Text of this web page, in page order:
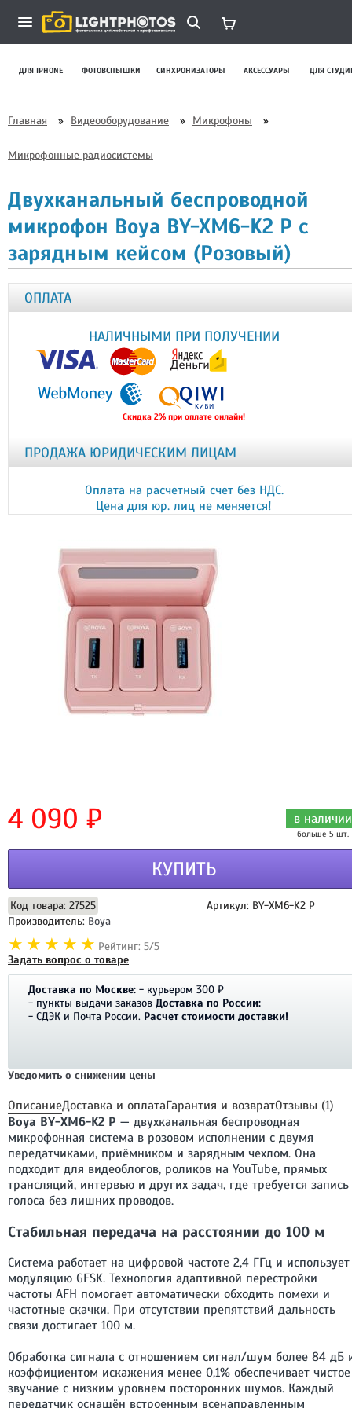
ДЛЯ IPHONE ФОТОВСПЫШКИ СИНХРОНИЗАТОРЫ АКСЕССУАРЫ ДЛЯ
Главная » Видеооборудование » Микрофоны »
Микрофонные радиосистемы
Двухканальный беспроводной
микрофон Boya BY-XM6-K2 P с
зарядным кейсом (Розовый)
ОПЛАТА
НАЛИЧНЫМИ ПРИ ПОЛУЧЕНИИ
Скидка 2% при оплате онлайн!
ПРОДАЖА ЮРИДИЧЕСКИМ ЛИЦАМ
Оплата на расчетный счет без НДС.
Цена для юр. лиц не меняется!
4 090 ₽ в наличии
больше 5 шт.
КУПИТЬ
Код товара: 27525
Артикул: BY-XM6-K2 P
Производитель: Boya
Рейтинг: 5/5
Задать вопрос о товаре
Доставка по Москве: - курьером 300 ₽
- пункты выдачи заказов Доставка по России:
- СДЭК и Почта России. Расчет стоимости доставки!
Уведомить о снижении цены
ОписаниеДоставка и оплатаГарантия и возвратОтзывы (1)
Boya BY-XM6-K2 P — двухканальная беспроводная
микрофонная система в розовом исполнении с двумя
передатчиками, приёмником и зарядным чехлом. Она
подходит для видеоблогов, роликов на YouTube, прямых
трансляций, интервью и других задач, где требуется запись
голоса без лишних проводов.
Стабильная передача на расстоянии до 100 м
Система работает на цифровой частоте 2,4 ГГц и использует
модуляцию GFSK. Технология адаптивной перестройки
частоты AFH помогает автоматически обходить помехи и
частотные скачки. При отсутствии препятствий дальность
связи достигает 100 м.
Обработка сигнала с отношением сигнал/шум более 84 дБ
коэффициентом искажения менее 0,1% обеспечивает чистое
звучание с низким уровнем посторонних шумов. Каждый
передатчик оснащён встроенным всенаправленным